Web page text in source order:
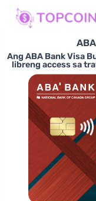
Ang ABA Bank Visa
libreng access sa